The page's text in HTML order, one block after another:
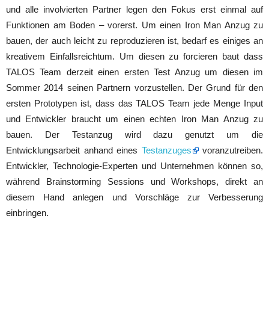
und alle involvierten Partner legen den Fokus erst einmal auf
Funktionen am Boden – vorerst. Um einen Iron Man Anzug zu
bauen, der auch leicht zu reproduzieren ist, bedarf es einiges an
kreativem Einfallsreichtum. Um diesen zu forcieren baut dass
TALOS Team derzeit einen ersten Test Anzug um diesen im
Sommer 2014 seinen Partnern vorzustellen. Der Grund für den
ersten Prototypen ist, dass das TALOS Team jede Menge Input
und Entwickler braucht um einen echten Iron Man Anzug zu
bauen. Der Testanzug wird dazu genutzt um die
Entwicklungsarbeit anhand eines Testanzuges
voranzutreiben.
Entwickler, Technologie-Experten und Unternehmen können so,
während Brainstorming Sessions und Workshops, direkt an
diesem Hand anlegen und Vorschläge zur Verbesserung
einbringen.